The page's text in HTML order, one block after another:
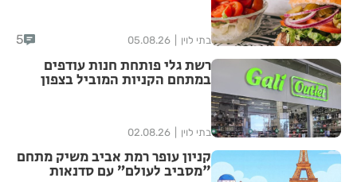
בתי לוין 05.08.26
5
רשת גלי פותחת חנות עודפים
במתחם הקניות המוביל בצפון
בתי לוין 02.08.26
קניון עופר רמת אביב משיק מתחם
"מסביב לעולם” עם סדנאות